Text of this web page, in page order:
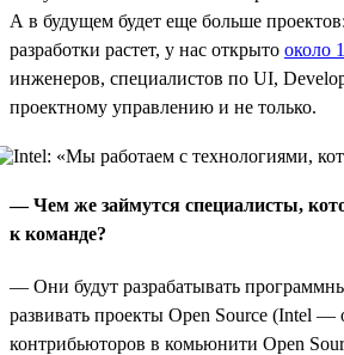
А в будущем будет еще больше
разработки растет, у нас открыто около
инженеров, специалистов по UI,
проектному управлению и не только.
— Чем же займутся специалисты,
к команде?
— Они будут разрабатывать
развивать проекты Open Source (Intel
контрибьюторов в комьюнити Open